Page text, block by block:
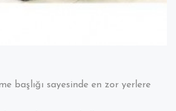
başlığı sayesinde en zor yerlere